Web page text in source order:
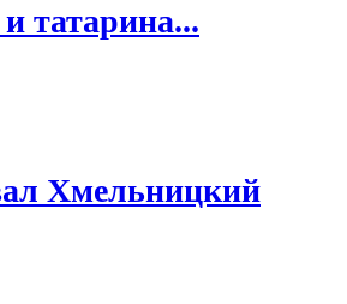
и татарина...
Хмельницкий